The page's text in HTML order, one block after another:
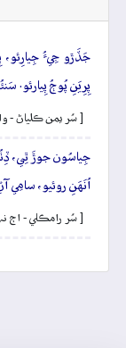
جَڏَڙو جِيءُ
پِرِيَنِ پُوڄُ پِيارئو.
[ سُر يمن ڪلياڻ -
جِياسُون جوڙَ ٿِي،
اُنَهَنِ روئيو، سامِي
[ سُر رامڪلي - اڄ